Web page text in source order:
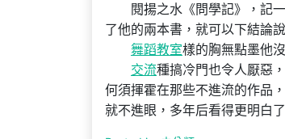
閱揚之水《問學記》，記
了他的兩本書，就可以下結論
舞蹈教室樣的胸無點墨他
交流種搞冷門也令人厭惡
何須揮霍在那些不進流的作品
就不進眼，多年后看得更明白了